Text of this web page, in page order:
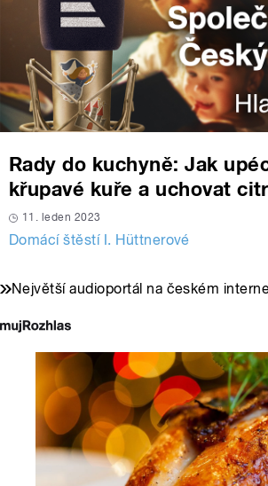
Rady do kuchyně: Jak
křupavé kuře a uchovat
11. leden 2023
Domácí štěstí I. Hüttnerové
Největší audioportál na českém